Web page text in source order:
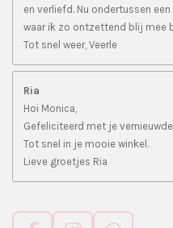
en verliefd. Nu ondertussen
waar ik zo ontzettend blij mee
Tot snel weer, Veerle
Ria
Hoi Monica,
Gefeliciteerd met je
Tot snel in je mooie winkel.
Lieve groetjes Ria